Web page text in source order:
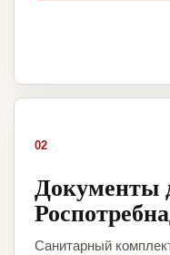
02
Документы
Санитарный